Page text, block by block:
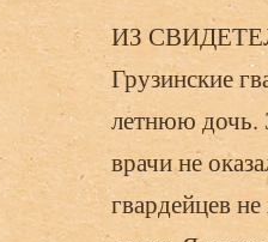
ИЗ
Грузинские
летнюю дочь.
врачи не
гвардейцев